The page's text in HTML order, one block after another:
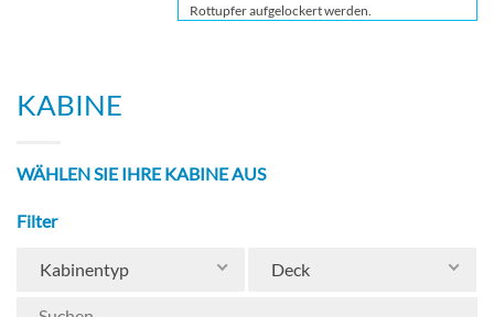
Rottupfer aufgelockert werden.
KABINE
WÄHLEN SIE IHRE KABINE AUS
Filter
Kabinentyp Deck